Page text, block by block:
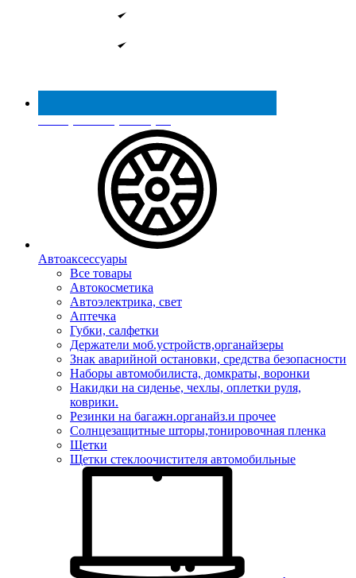
Реестр МинПромТорга
Автоаксессуары
Все товары
Автокосметика
Автоэлектрика, свет
Аптечка
Губки, салфетки
Держатели моб.устройств,органайзеры
Знак аварийной остановки, средства безопасности
Наборы автомобилиста, домкраты, воронки
Накидки на сиденье, чехлы, оплетки руля,
коврики.
Резинки на багажн.органайз.и прочее
Солнцезащитные шторы,тонировочная пленка
Щетки
Щетки стеклоочистителя автомобильные